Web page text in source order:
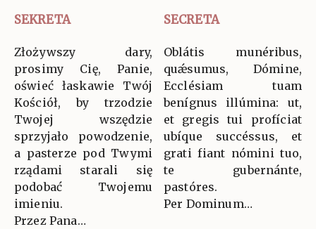
SEKRETA SECRETA
Złożywszy dary,
prosimy Cię, Panie,
oświeć łaskawie Twój
Kościół, by trzodzie
Twojej wszędzie
sprzyjało powodzenie,
a pasterze pod Twymi
rządami starali się
podobać Twojemu
imieniu.
Przez Pana…
Oblátis munéribus,
quǽsumus, Dómine,
Ecclésiam tuam
benígnus illúmina: ut,
et gregis tui profíciat
ubíque succéssus, et
grati fiant nómini tuo,
te gubernánte,
pastóres.
Per Dominum…